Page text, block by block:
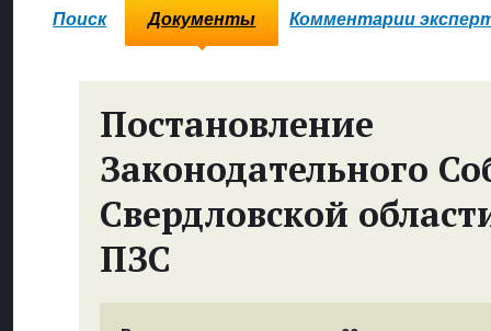
Поиск Документы Комментарии
Постановление
Законодательного
Свердловской
ПЗС